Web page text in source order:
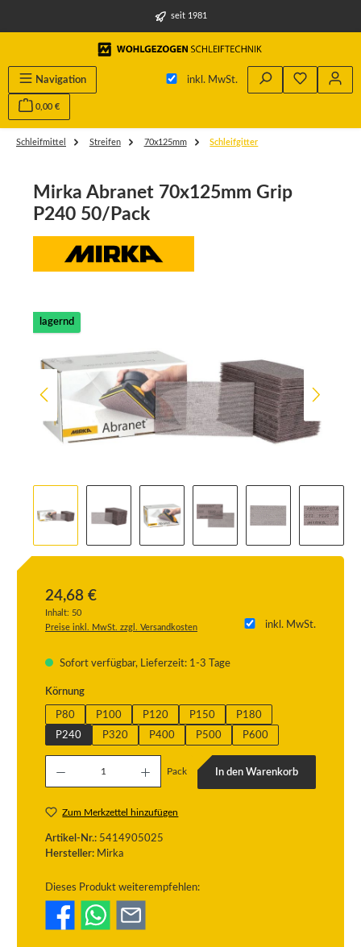
seit 1981
Navigation inkl. MwSt. Du hast 0
0,00 €
Schleifmittel Streifen 70x125mm Schleifgitter
Mirka Abranet 70x125mm Grip
P240 50/Pack
Bildergalerie überspringen
lagernd
24,68 €
Inhalt: 50
inkl. MwSt.
Preise inkl. MwSt. zzgl. Versandkosten
Sofort verfügbar, Lieferzeit: 1-3 Tage
Körnungauswählen
P80 P100 P120 P150 P180
P240 P320 P400 P500 P600
Produkt Anzahl: Gib den gewünschten Wert ein oder benutze die Schaltflächen um
Pack In den Warenkorb
Zum Merkzettel hinzufügen
Artikel-Nr.: 5414905025
Hersteller: Mirka
Dieses Produkt weiterempfehlen: